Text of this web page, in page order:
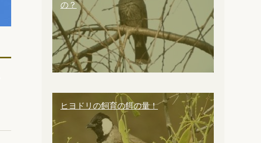
の？
ヒヨドリの飼育の餌の量！